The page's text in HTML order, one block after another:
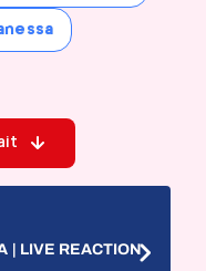
| LIVE REACTION